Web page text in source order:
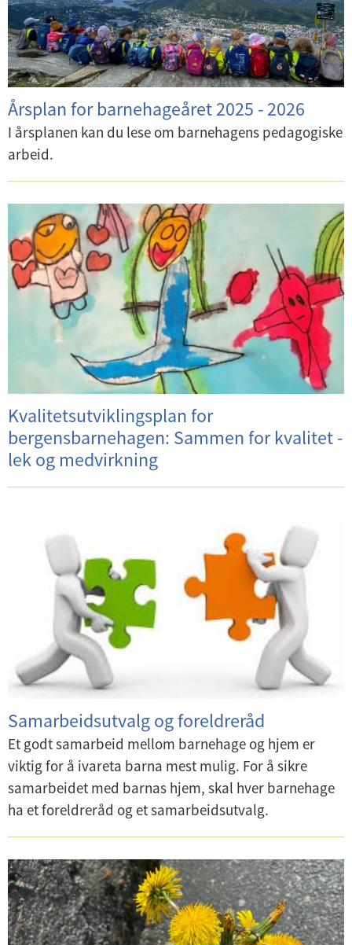
Årsplan for barnehageåret 2025 - 2026
I årsplanen kan du lese om barnehagens pedagogiske
arbeid.
Kvalitetsutviklingsplan for
bergensbarnehagen: Sammen for kvalitet -
lek og medvirkning
Samarbeidsutvalg og foreldreråd
Et godt samarbeid mellom barnehage og hjem er
viktig for å ivareta barna mest mulig. For å sikre
samarbeidet med barnas hjem, skal hver barnehage
ha et foreldreråd og et samarbeidsutvalg.